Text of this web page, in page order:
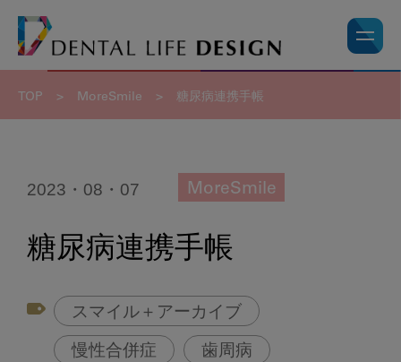
TOP > MoreSmile > 糖尿病連携手帳
2023・08・07 MoreSmile
糖尿病連携手帳
スマイル＋アーカイブ
慢性合併症 歯周病